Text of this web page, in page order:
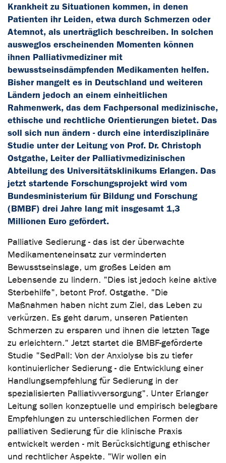
Krankheit zu Situationen kommen, in denen
Patienten ihr Leiden, etwa durch Schmerzen oder
Atemnot, als unerträglich beschreiben. In solchen
ausweglos erscheinenden Momenten können
ihnen Palliativmediziner mit
bewusstseinsdämpfenden Medikamenten helfen.
Bisher mangelt es in Deutschland und weiteren
Ländern jedoch an einem einheitlichen
Rahmenwerk, das dem Fachpersonal medizinische,
ethische und rechtliche Orientierungen bietet. Das
soll sich nun ändern - durch eine interdisziplinäre
Studie unter der Leitung von Prof. Dr. Christoph
Ostgathe, Leiter der Palliativmedizinischen
Abteilung des Universitätsklinikums Erlangen. Das
jetzt startende Forschungsprojekt wird vom
Bundesministerium für Bildung und Forschung
(BMBF) drei Jahre lang mit insgesamt 1,3
Millionen Euro gefördert.
Palliative Sedierung - das ist der überwachte
Medikamenteneinsatz zur verminderten
Bewusstseinslage, um großes Leiden am
Lebensende zu lindern. "Dies ist jedoch keine aktive
Sterbehilfe", betont Prof. Ostgathe. "Die
Maßnahmen haben nicht zum Ziel, das Leben zu
verkürzen. Es geht darum, unseren Patienten
Schmerzen zu ersparen und ihnen die letzten Tage
zu erleichtern." Jetzt startet die BMBF-geförderte
Studie "SedPall: Von der Anxiolyse bis zu tiefer
kontinuierlicher Sedierung - die Entwicklung einer
Handlungsempfehlung für Sedierung in der
spezialisierten Palliativversorgung". Unter Erlanger
Leitung sollen konzeptuelle und empirisch belegbare
Empfehlungen zu unterschiedlichen Formen der
palliativen Sedierung für die klinische Praxis
entwickelt werden - mit Berücksichtigung ethischer
und rechtlicher Aspekte. "Wir wollen ein